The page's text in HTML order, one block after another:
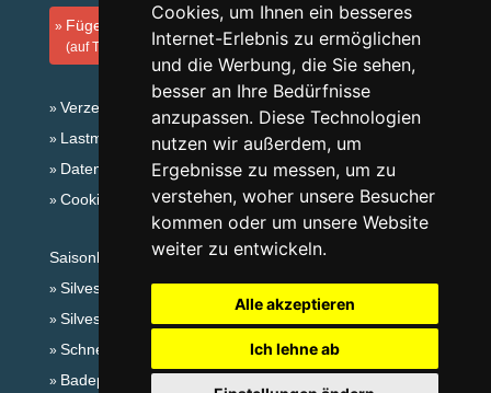
Cookies, um Ihnen ein besseres
Internet-Erlebnis zu ermöglichen
und die Werbung, die Sie sehen,
besser an Ihre Bedürfnisse
anzupassen. Diese Technologien
nutzen wir außerdem, um
Ergebnisse zu messen, um zu
verstehen, woher unsere Besucher
kommen oder um unsere Website
weiter zu entwickeln.
Alle akzeptieren
Ich lehne ab
Fügen Sie Ihre Unterkunft hinzu
(auf Tschechisch)
Verzeichnis der Unterkunft
Lastminute Riesengebirge
Datenschutz
Cookies
Saisonlinks:
Silvester Riesengebirge
Silvester im Gebirge 2025/26
Schneehöhen
Badeplätze